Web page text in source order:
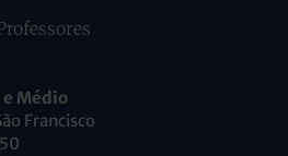
Médio
Francisco